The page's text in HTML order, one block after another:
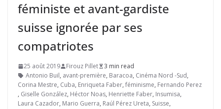
féministe et avant-gardiste
suisse ignorée par ses
compatriotes
25 août 2019 Firouz Pillet
3 min read
Antonio Buil, avant-première, Baracoa, Cinéma Nord -Sud,
Corina Mestre, Cuba, Enriqueta Faber, féminisme, Fernando Perez
, Giselle González, Héctor Noas, Henriette Faber, Insumisa,
Laura Cazador, Mario Guerra, Raúl Pérez Ureta, Suisse,